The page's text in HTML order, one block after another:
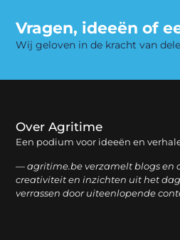
Vragen, ideeën of
Wij geloven in de kracht van
Over Agritime
Een podium voor ideeën en
— agritime.be verzamelt blogs en
creativiteit en inzichten uit het
verrassen door uiteenlopende